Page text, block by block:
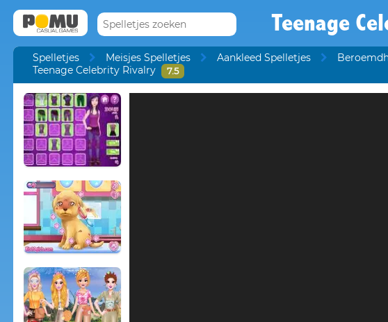
Teenage
Spelletjes Meisjes Spelletjes Aankleed Spelletjes
Teenage Celebrity Rivalry
7.5